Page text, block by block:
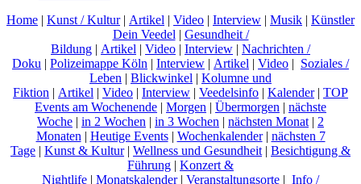
Home | Kunst / Kultur| Artikel | Video | Interview | Musik | Künstler
Dein Veedel | Gesundheit /
Bildung | Artikel | Video | Interview | Nachrichten /
Doku | Polizeimappe Köln | Interview | Artikel | Video | Soziales /
Leben | Blickwinkel | Kolumne und
Fiktion | Artikel | Video | Interview | Veedelsinfo | Kalender| TOP
Events am Wochenende | Morgen | Übermorgen | nächste
Woche | in 2 Wochen | in 3 Wochen | nächsten Monat | 2
Monaten | Heutige Events| Wochenkalender| nächsten 7
Tage | Kunst & Kultur| Wellness und Gesundheit | Besichtigung &
Führung | Konzert &
Nightlife | Monatskalender| Veranstaltungsorte | Info /